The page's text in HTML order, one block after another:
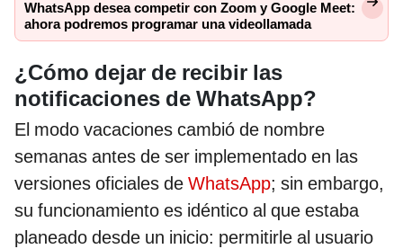
WhatsApp desea competir con Zoom y Google Meet:
ahora podremos programar una videollamada
¿Cómo dejar de recibir las
notificaciones de WhatsApp?
El modo vacaciones cambió de nombre
semanas antes de ser implementado en las
versiones oficiales de WhatsApp; sin embargo,
su funcionamiento es idéntico al que estaba
planeado desde un inicio: permitirle al usuario